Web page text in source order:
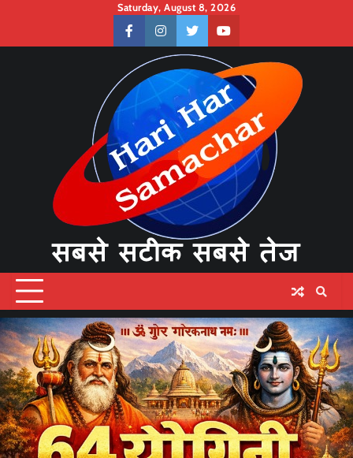
content
Saturday, August 8, 2026
facebookinstagramtwitteryoutube